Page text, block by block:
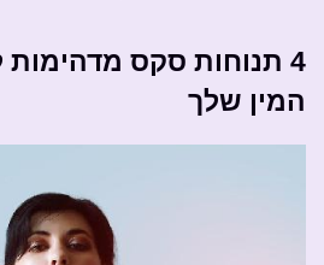
4 תנוחות סקס
המין שלך